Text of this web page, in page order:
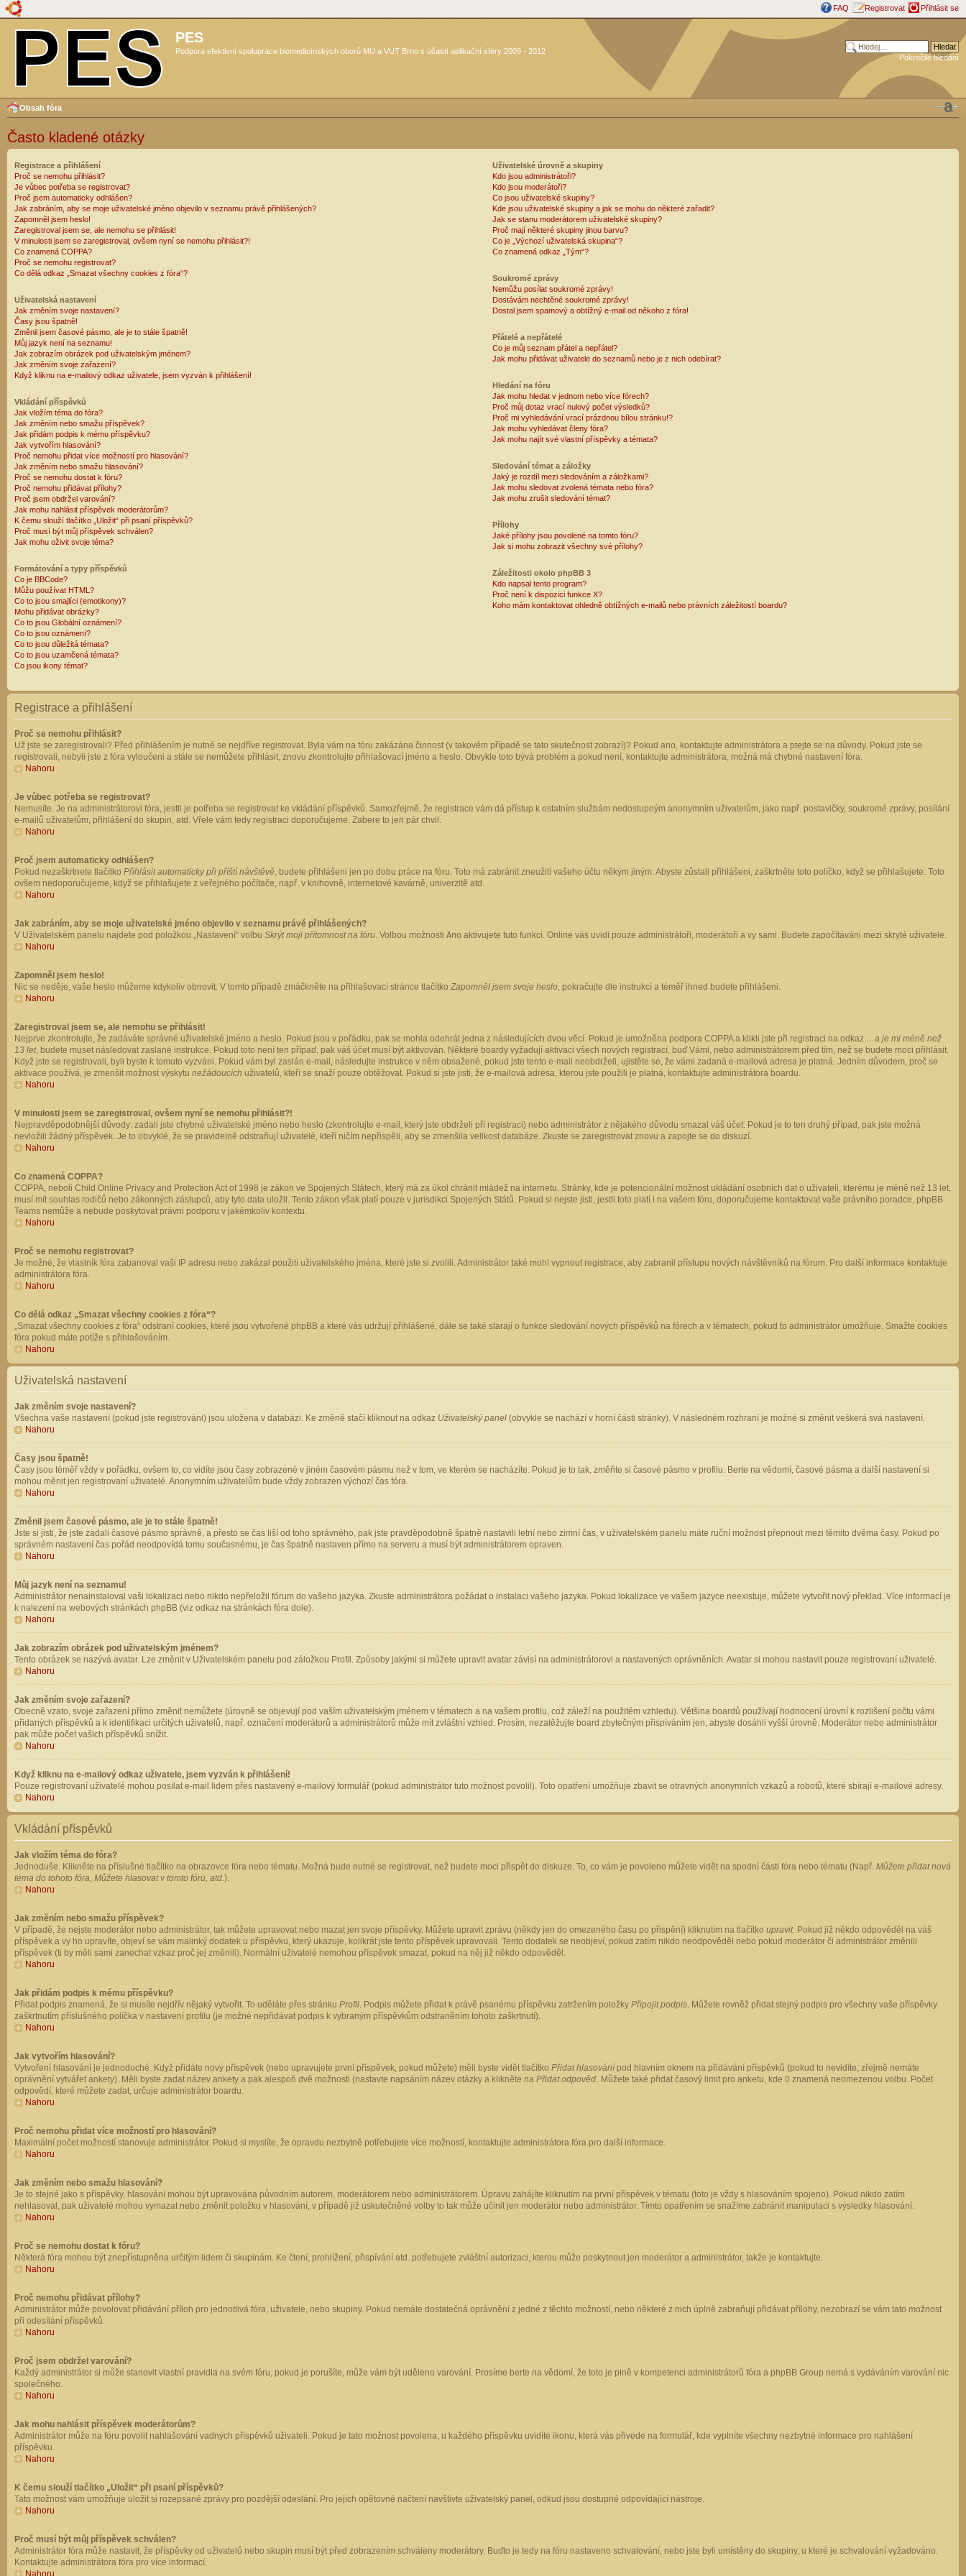
FAQ Registrovat Přihlásit se
PES
Podpora efektivní spolupráce biomedicínských oborů MU a VUT Brno s účastí aplikační sféry 2009 - 2012
Pokročilé hledání
Obsah fóra
Často kladené otázky
Registrace a přihlášení
Proč se nemohu přihlásit?
Je vůbec potřeba se registrovat?
Proč jsem automaticky odhlášen?
Jak zabráním, aby se moje uživatelské jméno objevilo v seznamu právě přihlášených?
Zapomněl jsem heslo!
Zaregistroval jsem se, ale nemohu se přihlásit!
V minulosti jsem se zaregistroval, ovšem nyní se nemohu přihlásit?!
Co znamená COPPA?
Proč se nemohu registrovat?
Co dělá odkaz „Smazat všechny cookies z fóra“?
Uživatelská nastavení
Jak změním svoje nastavení?
Časy jsou špatně!
Změnil jsem časové pásmo, ale je to stále špatně!
Můj jazyk není na seznamu!
Jak zobrazím obrázek pod uživatelským jménem?
Jak změním svoje zařazení?
Když kliknu na e-mailový odkaz uživatele, jsem vyzván k přihlášení!
Vkládání příspěvků
Jak vložím téma do fóra?
Jak změním nebo smažu příspěvek?
Jak přidám podpis k mému příspěvku?
Jak vytvořím hlasování?
Proč nemohu přidat více možností pro hlasování?
Jak změním nebo smažu hlasování?
Proč se nemohu dostat k fóru?
Proč nemohu přidávat přílohy?
Proč jsem obdržel varování?
Jak mohu nahlásit příspěvek moderátorům?
K čemu slouží tlačítko „Uložit“ při psaní příspěvků?
Proč musí být můj příspěvek schválen?
Jak mohu oživit svoje téma?
Formátování a typy příspěvků
Co je BBCode?
Můžu používat HTML?
Co to jsou smajlíci (emotikony)?
Mohu přidávat obrázky?
Co to jsou Globální oznámení?
Co to jsou oznámení?
Co to jsou důležitá témata?
Co to jsou uzamčená témata?
Co jsou ikony témat?
Uživatelské úrovně a skupiny
Kdo jsou administrátoři?
Kdo jsou moderátoři?
Co jsou uživatelské skupiny?
Kde jsou uživatelské skupiny a jak se mohu do některé zařadit?
Jak se stanu moderátorem uživatelské skupiny?
Proč mají některé skupiny jinou barvu?
Co je „Výchozí uživatelská skupina“?
Co znamená odkaz „Tým“?
Soukromé zprávy
Nemůžu posílat soukromé zprávy!
Dostávám nechtěné soukromé zprávy!
Dostal jsem spamový a obtížný e-mail od někoho z fóra!
Přátelé a nepřátelé
Co je můj seznam přátel a nepřátel?
Jak mohu přidávat uživatele do seznamů nebo je z nich odebírat?
Hledání na fóru
Jak mohu hledat v jednom nebo více fórech?
Proč můj dotaz vrací nulový počet výsledků?
Proč mi vyhledávání vrací prázdnou bílou stránku!?
Jak mohu vyhledávat členy fóra?
Jak mohu najít své vlastní příspěvky a témata?
Sledování témat a záložky
Jaký je rozdíl mezi sledováním a záložkami?
Jak mohu sledovat zvolená témata nebo fóra?
Jak mohu zrušit sledování témat?
Přílohy
Jaké přílohy jsou povolené na tomto fóru?
Jak si mohu zobrazit všechny své přílohy?
Záležitosti okolo phpBB 3
Kdo napsal tento program?
Proč není k dispozici funkce X?
Koho mám kontaktovat ohledně obtížných e-mailů nebo právních záležitostí boardu?
Registrace a přihlášení
Proč se nemohu přihlásit?
Už jste se zaregistrovali? Před přihlášením je nutné se nejdříve registrovat. Byla vám na fóru zakázána činnost (v takovém případě se tato skutečnost zobrazí)? Pokud ano, kontaktujte administrátora a ptejte se na důvody. Pokud jste se
registrovali, nebyli jste z fóra vyloučeni a stále se nemůžete přihlásit, znovu zkontrolujte přihlašovací jméno a heslo. Obvykle toto bývá problém a pokud není, kontaktujte administrátora, možná má chybné nastavení fóra.
Nahoru
Je vůbec potřeba se registrovat?
Nemusíte. Je na administrátorovi fóra, jestli je potřeba se registrovat ke vkládání příspěvků. Samozřejmě, že registrace vám dá přístup k ostatním službám nedostupným anonymním uživatelům, jako např. postavičky, soukromé zprávy, posílání
e-mailů uživatelům, přihlášení do skupin, atd. Vřele vám tedy registraci doporučujeme. Zabere to jen pár chvil.
Nahoru
Proč jsem automaticky odhlášen?
Pokud nezaškrtnete tlačítko Přihlásit automaticky při příští návštěvě, budete přihlášeni jen po dobu práce na fóru. Toto má zabránit zneužití vašeho účtu někým jiným. Abyste zůstali přihlášeni, zaškrtněte toto políčko, když se přihlašujete. Toto
ovšem nedoporučujeme, když se přihlašujete z veřejného počítače, např. v knihovně, internetové kavárně, univerzitě atd.
Nahoru
Jak zabráním, aby se moje uživatelské jméno objevilo v seznamu právě přihlášených?
V Uživatelském panelu najdete pod položkou „Nastavení“ volbu Skrýt moji přítomnost na fóru. Volbou možnosti Ano aktivujete tuto funkci. Online vás uvidí pouze administrátoři, moderátoři a vy sami. Budete započítáváni mezi skryté uživatele.
Nahoru
Zapomněl jsem heslo!
Nic se neděje, vaše heslo můžeme kdykoliv obnovit. V tomto případě zmáčkněte na přihlašovací stránce tlačítko Zapomněl jsem svoje heslo, pokračujte dle instrukcí a téměř ihned budete přihlášeni.
Nahoru
Zaregistroval jsem se, ale nemohu se přihlásit!
Nejprve zkontrolujte, že zadáváte správné uživatelské jméno a heslo. Pokud jsou v pořádku, pak se mohla odehrát jedna z následujících dvou věcí. Pokud je umožněna podpora COPPA a klikli jste při registraci na odkaz …a je mi méně než
13 let, budete muset následovat zaslané instrukce. Pokud toto není ten případ, pak váš účet musí být aktivován. Některé boardy vyžadují aktivaci všech nových registrací, buď Vámi, nebo administrátorem před tím, než se budete moci přihlásit.
Když jste se registrovali, byli byste k tomuto vyzváni. Pokud vám byl zaslán e-mail, následujte instrukce v něm obsažené, pokud jste tento e-mail neobdrželi, ujistěte se, že vámi zadaná e-mailová adresa je platná. Jedním důvodem, proč se
aktivace používá, je zmenšit možnost výskytu nežádoucích uživatelů, kteří se snaží pouze obtěžovat. Pokud si jste jisti, že e-mailová adresa, kterou jste použili je platná, kontaktujte administrátora boardu.
Nahoru
V minulosti jsem se zaregistroval, ovšem nyní se nemohu přihlásit?!
Nejpravděpodobnější důvody: zadali jste chybné uživatelské jméno nebo heslo (zkontrolujte e-mail, který jste obdrželi při registraci) nebo administrátor z nějakého důvodu smazal váš účet. Pokud je to ten druhý případ, pak jste možná
nevložili žádný příspěvek. Je to obvyklé, že se pravidelně odstraňují uživatelé, kteří ničím nepřispěli, aby se zmenšila velikost databáze. Zkuste se zaregistrovat znovu a zapojte se do diskuzí.
Nahoru
Co znamená COPPA?
COPPA, neboli Child Online Privacy and Protection Act of 1998 je zákon ve Spojených Státech, který má za úkol chránit mládež na internetu. Stránky, kde je potencionální možnost ukládání osobních dat o uživateli, kterému je méně než 13 let,
musí mít souhlas rodičů nebo zákonných zástupců, aby tyto data uložil. Tento zákon však platí pouze v jurisdikci Spojených Států. Pokud si nejste jisti, jestli toto platí i na vašem fóru, doporučujeme kontaktovat vaše právního poradce, phpBB
Teams nemůže a nebude poskytovat právni podporu v jakémkoliv kontextu.
Nahoru
Proč se nemohu registrovat?
Je možné, že vlastník fóra zabanoval vaši IP adresu nebo zakázal použití uživatelského jména, které jste si zvolili. Administrátor také mohl vypnout registrace, aby zabranil přístupu nových návštěvníků na fórum. Pro další informace kontaktuje
administrátora fóra.
Nahoru
Co dělá odkaz „Smazat všechny cookies z fóra“?
„Smazat všechny cookies z fóra“ odstraní cookies, které jsou vytvořené phpBB a které vás udržují přihlášené, dále se také starají o funkce sledování nových příspěvků na fórech a v tématech, pokud to administrátor umožňuje. Smažte cookies
fóra pokud máte potíže s přihlašováním.
Nahoru
Uživatelská nastavení
Jak změním svoje nastavení?
Všechna vaše nastavení (pokud jste registrováni) jsou uložena v databázi. Ke změně stačí kliknout na odkaz Uživatelský panel (obvykle se nachází v horní části stránky). V následném rozhraní je možné si změnit veškerá svá nastavení.
Nahoru
Časy jsou špatně!
Časy jsou téměř vždy v pořádku, ovšem to, co vidíte jsou časy zobrazené v jiném časovém pásmu než v tom, ve kterém se nacházíte. Pokud je to tak, změňte si časové pásmo v profilu. Berte na vědomí, časové pásma a další nastavení si
mohou měnit jen registrovaní uživatelé. Anonymním uživatelům bude vždy zobrazen výchozí čas fóra.
Nahoru
Změnil jsem časové pásmo, ale je to stále špatně!
Jste si jisti, že jste zadali časové pásmo správně, a přesto se čas liší od toho správného, pak jste pravděpodobně špatně nastavili letní nebo zimní čas, v uživatelském panelu máte ruční možnost přepnout mezi těmito dvěma časy. Pokud po
správném nastavení čas pořád neodpovídá tomu současnému, je čas špatně nastaven přímo na serveru a musí být administrátorem opraven.
Nahoru
Můj jazyk není na seznamu!
Administrátor nenainstaloval vaši lokalizaci nebo nikdo nepřeložil fórum do vašeho jazyka. Zkuste administrátora požádat o instalaci vašeho jazyka. Pokud lokalizace ve vašem jazyce neexistuje, můžete vytvořit nový překlad. Více informací je
k nalezení na webových stránkách phpBB (viz odkaz na stránkách fóra dole).
Nahoru
Jak zobrazím obrázek pod uživatelským jménem?
Tento obrázek se nazývá avatar. Lze změnit v Uživatelském panelu pod záložkou Profil. Způsoby jakými si můžete upravit avatar závisí na administrátorovi a nastavených oprávněních. Avatar si mohou nastavit pouze registrovaní uživatelé.
Nahoru
Jak změním svoje zařazení?
Obecně vzato, svoje zařazení přímo změnit nemůžete (úrovně se objevují pod vaším uživatelským jménem v tématech a na vašem profilu, což záleží na použitém vzhledu). Většina boardů používají hodnocení úrovní k rozlišení počtu vámi
přidaných příspěvků a k identifikaci určitých uživatelů, např. označení moderátorů a administrátorů může mít zvláštní vzhled. Prosím, nezatěžujte board zbytečným přispíváním jen, abyste dosáhli vyšší úrovně. Moderátor nebo administrátor
pak může počet vašich příspěvků snížit.
Nahoru
Když kliknu na e-mailový odkaz uživatele, jsem vyzván k přihlášení!
Pouze registrovaní uživatelé mohou posílat e-mail lidem přes nastavený e-mailový formulář (pokud administrátor tuto možnost povolil). Toto opatření umožňuje zbavit se otravných anonymních vzkazů a robotů, které sbírají e-mailové adresy.
Nahoru
Vkládání příspěvků
Jak vložím téma do fóra?
Jednoduše. Klikněte na příslušné tlačítko na obrazovce fóra nebo tématu. Možná bude nutné se registrovat, než budete moci přispět do diskuze. To, co vám je povoleno můžete vidět na spodní části fóra nebo tématu (Např. Můžete přidat nová
téma do tohoto fóra, Můžete hlasovat v tomto fóru, atd.).
Nahoru
Jak změním nebo smažu příspěvek?
V případě, že nejste moderátor nebo administrátor, tak můžete upravovat nebo mazat jen svoje příspěvky. Můžete upravit zprávu (někdy jen do omezeného času po přispění) kliknutím na tlačítko upravit. Pokud již někdo odpověděl na váš
příspěvek a vy ho upravíte, objeví se vám malinký dodatek u příspěvku, který ukazuje, kolikrát jste tento příspěvek upravovali. Tento dodatek se neobjeví, pokud zatím nikdo neodpověděl nebo pokud moderátor či administrátor změnili
příspěvek (ti by měli sami zanechat vzkaz proč jej změnili). Normální uživatelé nemohou příspěvek smazat, pokud na něj již někdo odpověděl.
Nahoru
Jak přidám podpis k mému příspěvku?
Přidat podpis znamená, že si musíte nejdřív nějaký vytvořit. To uděláte přes stránku Profil. Podpis můžete přidat k právě psanému příspěvku zatržením položky Připojit podpis. Můžete rovněž přidat stejný podpis pro všechny vaše příspěvky
zaškrtnutím příslušného políčka v nastavení profilu (je možné nepřidávat podpis k vybraným příspěvkům odstraněním tohoto zaškrtnutí).
Nahoru
Jak vytvořím hlasování?
Vytvoření hlasování je jednoduché. Když přidáte nový příspěvek (nebo upravujete první příspěvek, pokud můžete) měli byste vidět tlačítko Přidat hlasování pod hlavním oknem na přidávání příspěvků (pokud to nevidíte, zřejmě nemáte
oprávnění vytvářet ankety). Měli byste zadat název ankety a pak alespoň dvě možnosti (nastavte napsáním název otázky a klikněte na Přidat odpověď. Můžete také přidat časový limit pro anketu, kde 0 znamená neomezenou volbu. Počet
odpovědí, které můžete zadat, určuje administrátor boardu.
Nahoru
Proč nemohu přidat více možností pro hlasování?
Maximální počet možností stanovuje administrátor. Pokud si myslíte, že opravdu nezbytně potřebujete více možností, kontaktujte administrátora fóra pro další informace.
Nahoru
Jak změním nebo smažu hlasování?
Je to stejné jako s příspěvky, hlasování mohou být upravována původním autorem, moderátorem nebo administrátorem. Úpravu zahájíte kliknutím na první příspěvek v tématu (toto je vždy s hlasováním spojeno). Pokud nikdo zatím
nehlasoval, pak uživatelé mohou vymazat nebo změnit položku v hlasování, v případě již uskutečněné volby to tak může učinit jen moderátor nebo administrátor. Tímto opatřením se snažíme zabránit manipulaci s výsledky hlasování.
Nahoru
Proč se nemohu dostat k fóru?
Některá fóra mohou být znepřístupněna určitým lidem či skupinám. Ke čtení, prohlížení, přispívání atd. potřebujete zvláštní autorizaci, kterou může poskytnout jen moderátor a administrátor, takže je kontaktujte.
Nahoru
Proč nemohu přidávat přílohy?
Administrátor může povolovat přidávání příloh pro jednotlivá fóra, uživatele, nebo skupiny. Pokud nemáte dostatečná oprávnění z jedné z těchto možností, nebo některé z nich úplně zabraňují přidávat přílohy, nezobrazí se vám tato možnost
při odesílání příspěvků.
Nahoru
Proč jsem obdržel varování?
Každý administrátor si může stanovit vlastní pravidla na svém fóru, pokud je porušíte, může vám být uděleno varování. Prosíme berte na vědomí, že toto je plně v kompetenci administrátorů fóra a phpBB Group nemá s vydáváním varování nic
společného.
Nahoru
Jak mohu nahlásit příspěvek moderátorům?
Administrátor může na fóru povolit nahlašování vadných příspěvků uživateli. Pokud je tato možnost povolena, u každého příspěvku uvidíte ikonu, která vás přivede na formulář, kde vyplníte všechny nezbytné informace pro nahlášení
příspěvku.
Nahoru
K čemu slouží tlačítko „Uložit“ při psaní příspěvků?
Tato možnost vám umožňuje uložit si rozepsané zprávy pro pozdější odeslání. Pro jejich opětovné načtení navštivte uživatelský panel, odkud jsou dostupné odpovídající nástroje.
Nahoru
Proč musí být můj příspěvek schválen?
Administrátor fóra může nastavit, že příspěvky od uživatelů nebo skupin musí být před zobrazením schváleny moderátory. Buďto je tedy na fóru nastaveno schvalování, nebo jste byli umístěny do skupiny, u které je schvalování vyžadováno.
Kontaktujte administrátora fóra pro více informací.
Nahoru